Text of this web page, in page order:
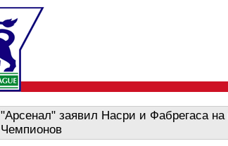
"Арсенал" заявил Насри и Фабрегаса
Чемпионов